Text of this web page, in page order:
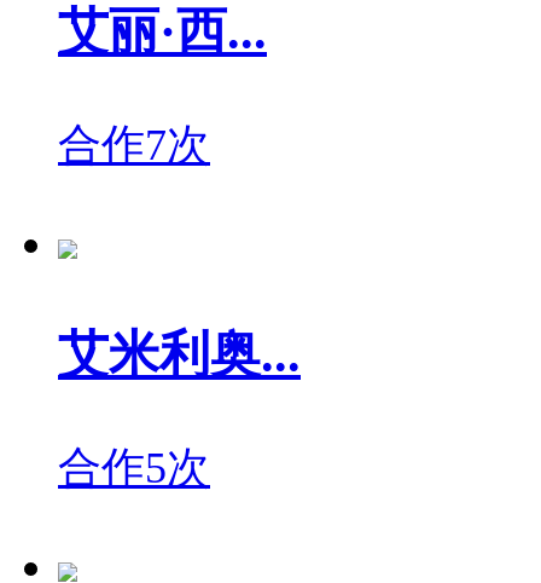
艾丽·西...
合作7次
艾米利奥...
合作5次